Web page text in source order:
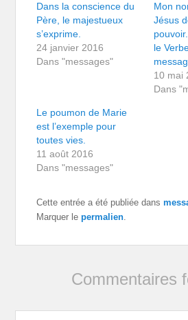
Dans la conscience du
Père, le majestueux
s’exprime.
24 janvier 2016
Dans "messages"
Mon
Jésus
le
10 mai
Dans
Le poumon de Marie
est l’exemple pour
toutes vies.
11 août 2016
Dans "messages"
Cette entrée a été publiée dans
Marquer lepermalien.
Commentaires